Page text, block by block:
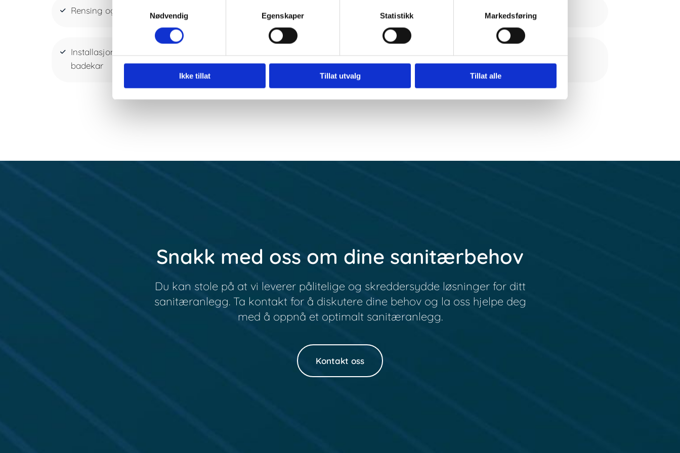
Nødvendig
Egenskaper Statistikk Markedsføring
Ikke tillat Tillat utvalg Tillat alle
Rensing og rengjøring av avløpssystemer Vanntetting og tetningsarbeid
Installasjon og montering av toaletter, vasker, dusjer og
badekar
lekkasjedeteksjon og reparasjoner
Snakk med oss om dine sanitærbehov
Du kan stole på at vi leverer pålitelige og skreddersydde løsninger for ditt
sanitæranlegg. Ta kontakt for å diskutere dine behov og la oss hjelpe deg
med å oppnå et optimalt sanitæranlegg.
Kontakt oss